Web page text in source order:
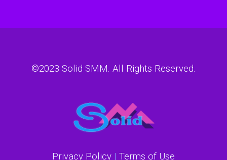
©2023 Solid SMM. All Rights Reserved.
Privacy Policy | Terms of Use